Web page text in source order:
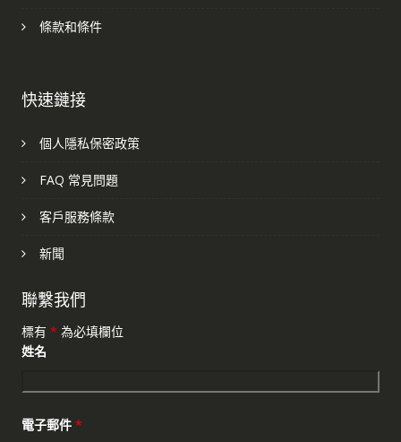
條款和條件
快速鏈接
個人隱私保密政策
FAQ 常見問題
客戶服務條款
新聞
聯繫我們
標有 * 為必填欄位
姓名
電子郵件 *